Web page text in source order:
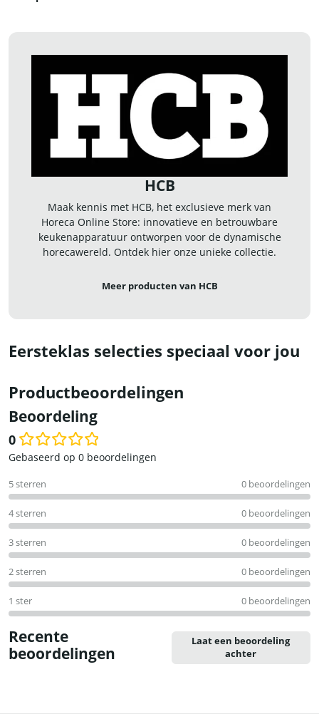
HCB
Maak kennis met HCB, het exclusieve merk van
Horeca Online Store: innovatieve en betrouwbare
keukenapparatuur ontworpen voor de dynamische
horecawereld. Ontdek hier onze unieke collectie.
Meer producten van HCB
Eersteklas selecties speciaal voor jou
Productbeoordelingen
Beoordeling
0
Waardering
uit
5
Gebaseerd op 0 beoordelingen
5 sterren 0 beoordelingen
4 sterren 0 beoordelingen
3 sterren 0 beoordelingen
2 sterren 0 beoordelingen
1 ster 0 beoordelingen
Recente
beoordelingen
Laat een beoordeling
achter